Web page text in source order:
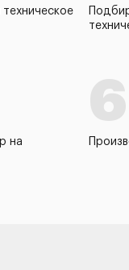
техническое
на
6